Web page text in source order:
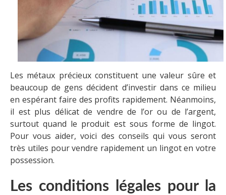
Les métaux précieux constituent une valeur sûre et
beaucoup de gens décident d’investir dans ce milieu
en espérant faire des profits rapidement. Néanmoins,
il est plus délicat de vendre de l’or ou de l’argent,
surtout quand le produit est sous forme de lingot.
Pour vous aider, voici des conseils qui vous seront
très utiles pour vendre rapidement un lingot en votre
possession.
Les conditions légales pour la